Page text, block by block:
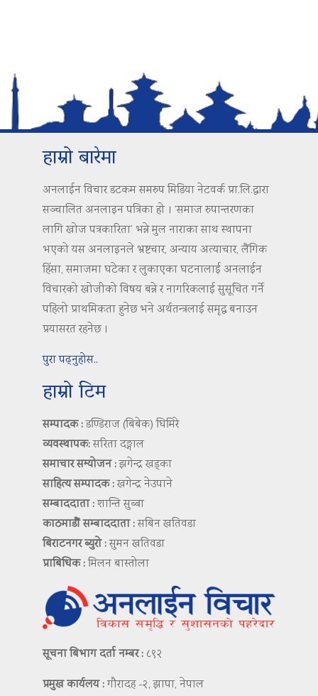
हाम्रो बारेमा
अनलाईन विचार डटकम समरुप मिडिया नेटवर्क प्रा.लि.द्वारा
सञ्चालित अनलाइन पत्रिका हो । ‘समाज रुपान्तरणका
लागि खोज पत्रकारिता’ भन्ने मुल नाराका साथ स्थापना
भएको यस अनलाइनले भ्रष्टचार, अन्याय अत्याचार, लैंगिक
हिंसा, समाजमा घटेका र लुकाएका घटनालाई अनलाईन
विचारको खोजीको विषय बन्ने र नागरिकलाई सुसूचित गर्ने
पहिलो प्राथमिकता हुनेछ भने अर्थतन्त्रलाई समृद्ध बनाउन
प्रयासरत रहनेछ ।
पुरा पढ्नुहोस..
हाम्रो टिम
सम्पादक :डण्डिराज (बिबेक) घिमिरे
व्यवस्थापक:सरिता दङ्गाल
समाचार सम्योजन :झगेन्द्र खड्का
साहित्य सम्पादक :खगेन्द्र नेउपाने
सम्बाददाता :शान्ति सुब्बा
काठमाडौं सम्बाददाता :सबिन खतिवडा
बिराटनगर ब्युरो :सुमन खतिवडा
प्राबिधिक :मिलन बास्तोला
सूचना बिभाग दर्ता नम्बर : ८९२
प्रमुख कार्यलय :गौरादह -२, झापा, नेपाल